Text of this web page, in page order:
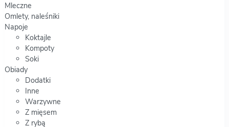
Mleczne
Omlety, naleśniki
Napoje
Koktajle
Kompoty
Soki
Obiady
Dodatki
Inne
Warzywne
Z mięsem
Z rybą